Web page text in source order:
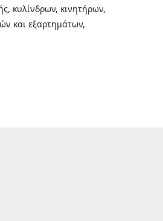
κυλίνδρων, κινητήρων,
και εξαρτημάτων,